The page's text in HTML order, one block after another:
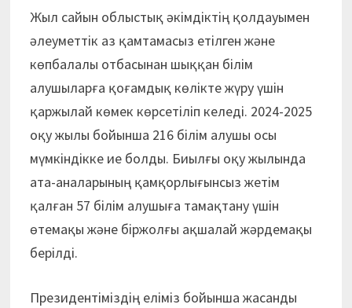
Жыл сайын облыстық әкімдіктің қолдауымен
әлеуметтік аз қамтамасыз етілген және
көпбалалы отбасынан шыққан білім
алушыларға қоғамдық көлікте жүру үшін
қаржылай көмек көрсетіліп келеді. 2024-2025
оқу жылы бойынша 216 білім алушы осы
мүмкіндікке ие болды. Биылғы оқу жылында
ата-аналарының қамқорлығынсыз жетім
қалған 57 білім алушыға тамақтану үшін
өтемақы және біржолғы ақшалай жәрдемақы
берілді.
Президентіміздің еліміз бойынша жасанды